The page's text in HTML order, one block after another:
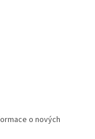
o nových